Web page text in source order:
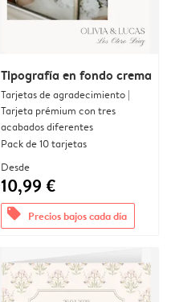
Tipografía en fondo crema
Tarjetas de agradecimiento |
Tarjeta prémium con tres
acabados diferentes
Pack de 10 tarjetas
Desde
10,99 €
offers Precios bajos cada día